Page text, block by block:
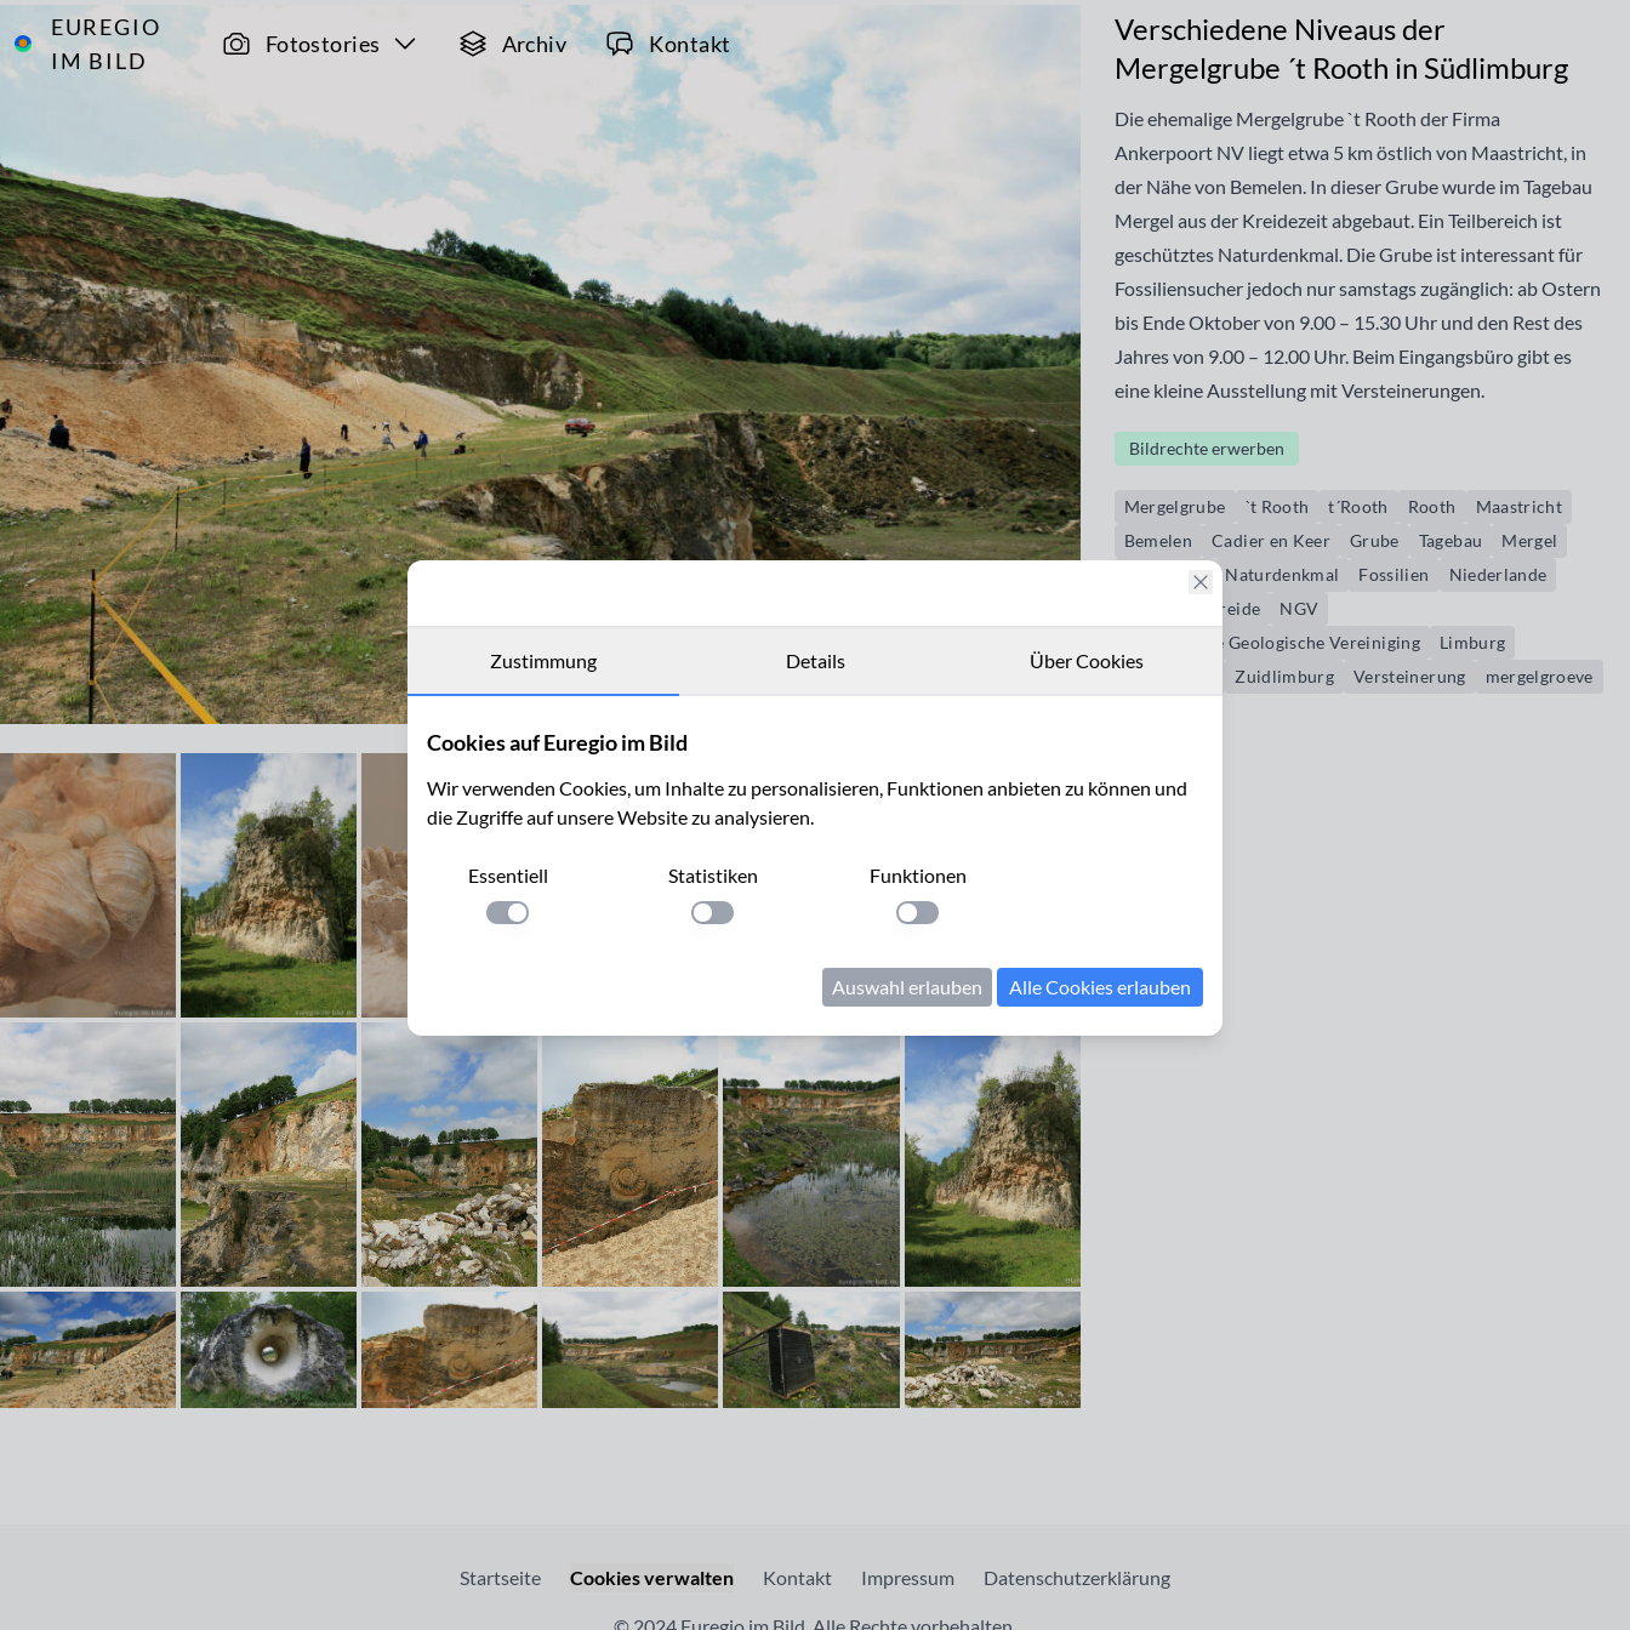
EUREGIO
IM BILD
Fotostories Archiv Kontakt
Archiv
Verschiedene Niveaus der Mergelgrube ´t Rooth in Südlimburg
Verschiedene Niveaus der
Mergelgrube ´t Rooth in Südlimburg
Die ehemalige Mergelgrube `t Rooth der Firma
Ankerpoort NV liegt etwa 5 km östlich von Maastricht, in
der Nähe von Bemelen. In dieser Grube wurde im Tagebau
Mergel aus der Kreidezeit abgebaut. Ein Teilbereich ist
geschütztes Naturdenkmal. Die Grube ist interessant für
Fossiliensucher jedoch nur samstags zugänglich: ab Ostern
bis Ende Oktober von 9.00 – 15.30 Uhr und den Rest des
Jahres von 9.00 – 12.00 Uhr. Beim Eingangsbüro gibt es
eine kleine Ausstellung mit Versteinerungen.
Bildrechte erwerben
Mergelgrube `t Rooth t´Rooth Rooth
Maastricht
Bemelen
Cadier en Keer Grube Tagebau
Mergel
Kreidezeit
Naturdenkmal Fossilien
Niederlande
Kreide
NGV
Nederlandse Geologische Vereiniging
Limburg
Zuidlimburg Versteinerung mergelgroeve
Startseite Cookies verwalten Kontakt Impressum Datenschutzerklärung
Zustimmung Details Über Cookies
Cookies auf Euregio im Bild
Wir verwenden Cookies, um Inhalte zu personalisieren, Funktionen anbieten zu können und
die Zugriffe auf unsere Website zu analysieren.
Essentiell
Einstellung anwenden
Statistiken
Einstellung anwenden
Funktionen
Einstellung anwenden
Auswahl erlauben Alle Cookies erlauben